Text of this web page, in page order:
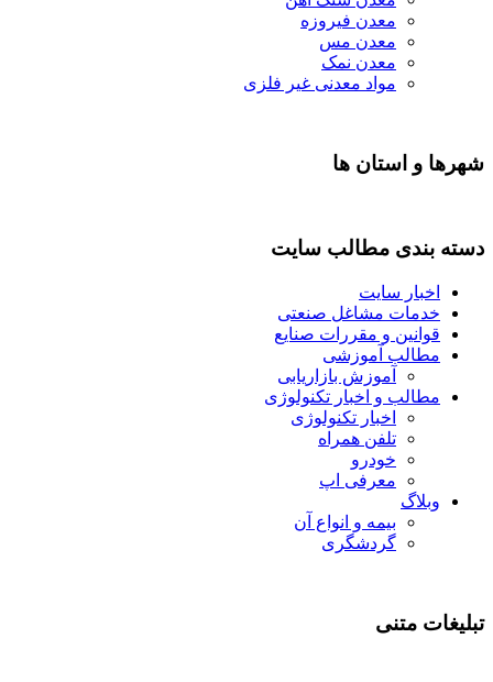
معدن فیروزه
معدن مس
معدن نمک
مواد معدنی غیر فلزی
شهرها و استان ها
دسته بندی مطالب سایت
اخبار سایت
خدمات مشاغل صنعتی
قوانین و مقررات صنایع
مطالب آموزشی
آموزش بازاریابی
مطالب و اخبار تکنولوژی
اخبار تکنولوژی
تلفن همراه
خودرو
معرفی اپ
وبلاگ
بیمه و انواع آن
گردشگری
تبلیغات متنی